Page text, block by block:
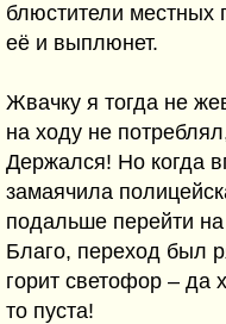
блюстители местных
её и выплюнет.
Жвачку я тогда не
на ходу не
Держался! Но когда
замаячила
подальше перейти
Благо, переход был
горит светофор – да
то пуста!